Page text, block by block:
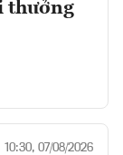
thưởng
10:30, 07/08/2026